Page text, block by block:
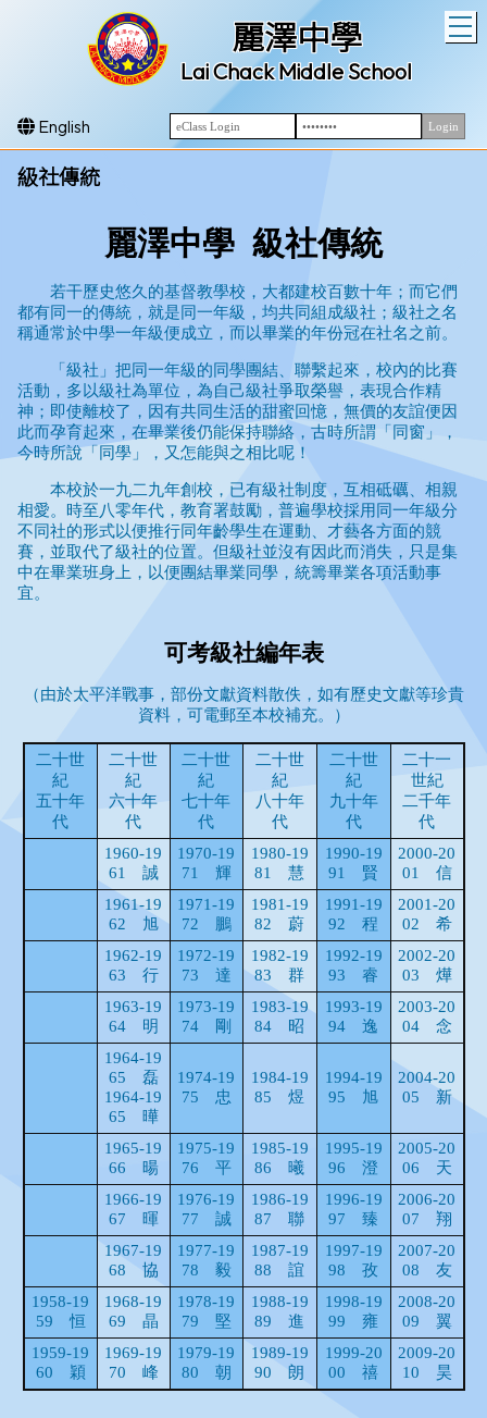
麗澤中學
Lai Chack Middle School
English
級社傳統